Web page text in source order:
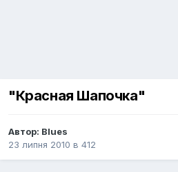
"Красная Шапочка"
Автор: Blues
23 липня 2010 в 412